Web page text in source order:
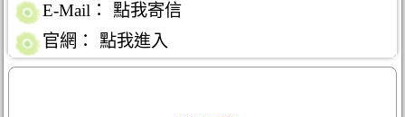
E-Mail：
點我寄信
官網：
點我進入